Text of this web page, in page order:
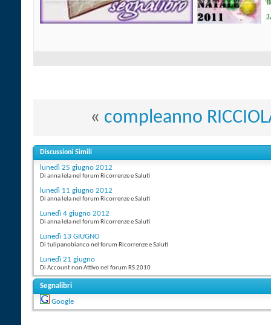
« compleanno
Discussioni Simili
lunedì 25 giugno 2012
Di anna lela nel forum Ricorrenze e Saluti
lunedì 11 giugno 2012
Di anna lela nel forum Ricorrenze e Saluti
Lunedì 4 giugno 2012
Di anna lela nel forum Ricorrenze e Saluti
Lunedì 13 GIUGNO
Di tulipanobianco nel forum Ricorrenze e Saluti
Lunedì 21 giugno
Di Account non Attivo nel forum RS 2010
Segnalibri
Google